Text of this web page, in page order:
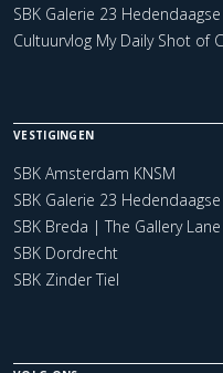
SBK Galerie 23
Cultuurvlog My Daily Shot of
VESTIGINGEN
SBK Amsterdam KNSM
SBK Galerie 23
SBK Breda | The Gallery Lane
SBK Dordrecht
SBK Zinder Tiel